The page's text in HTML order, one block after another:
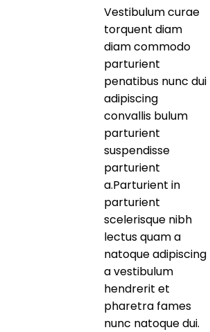
Vestibulum curae
torquent diam
diam commodo
parturient
penatibus nunc dui
adipiscing
convallis bulum
parturient
suspendisse
parturient
a.Parturient in
parturient
scelerisque nibh
lectus quam a
natoque adipiscing
a vestibulum
hendrerit et
pharetra fames
nunc natoque dui.